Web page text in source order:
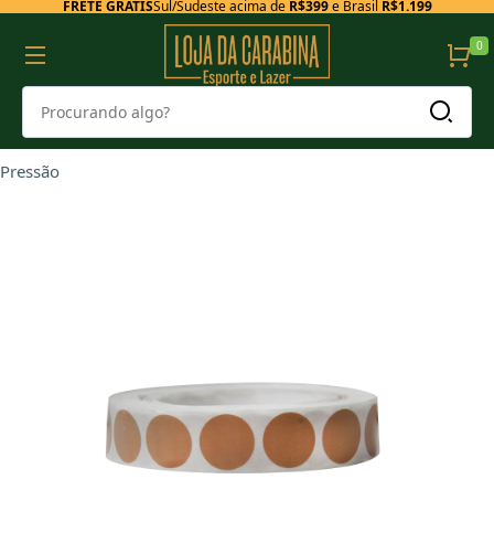
FRETE GRÁTISSul/Sudeste acima de R$399e Brasil R$1.199
0
Pressão